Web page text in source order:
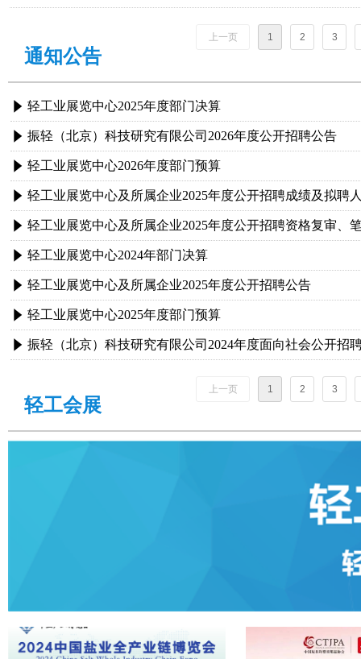
上一页 1 2 3
通知公告
념 轻工业展览中心2025年度部门决算
념 振轻（北京）科技研究有限公司2026年度公开招聘公告
념 轻工业展览中心2026年度部门预算
념 轻工业展览中心及所属企业2025年度公开招聘成绩及拟聘
념 轻工业展览中心及所属企业2025年度公开招聘资格复审、
념 轻工业展览中心2024年部门决算
념 轻工业展览中心及所属企业2025年度公开招聘公告
념 轻工业展览中心2025年度部门预算
념 振轻（北京）科技研究有限公司2024年度面向社会公开招
上一页 1 2 3
轻工会展